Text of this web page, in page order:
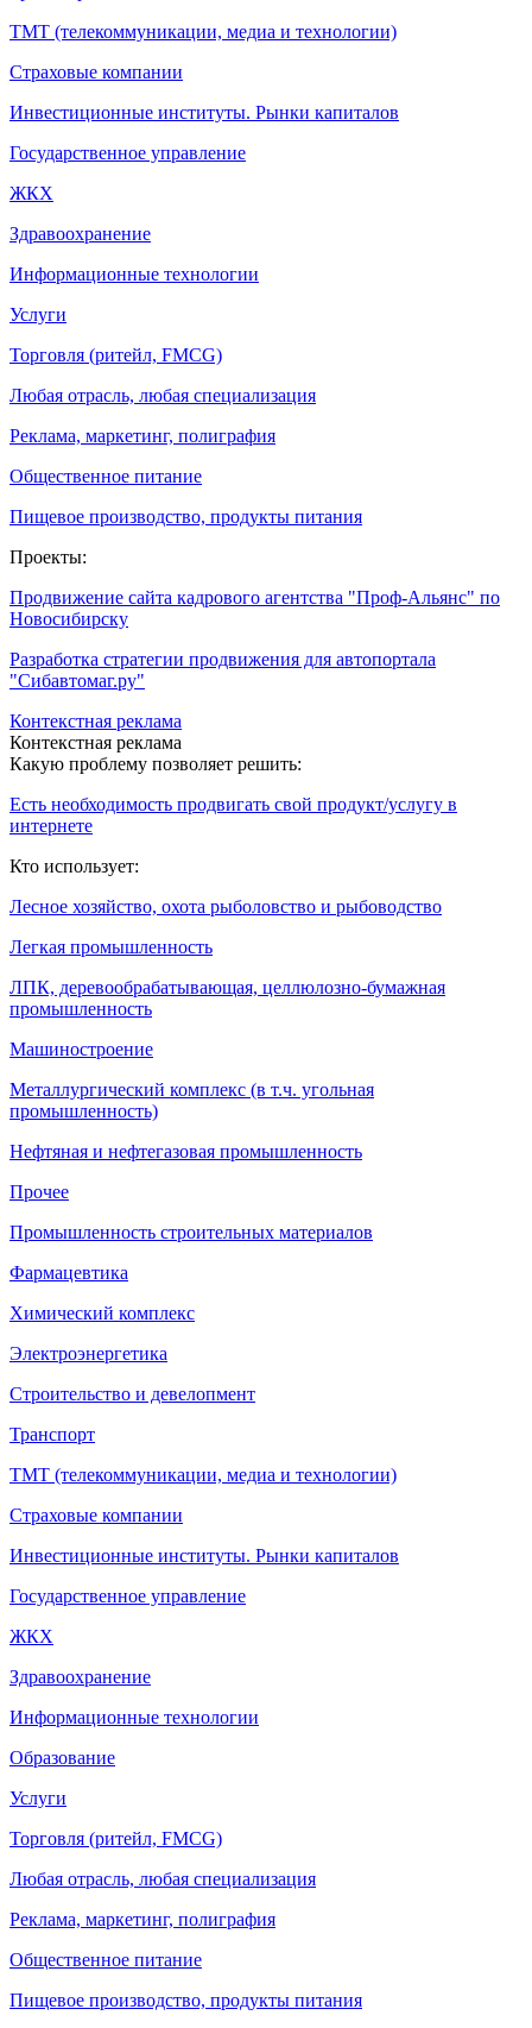
ТМТ (телекоммуникации, медиа и технологии)
Страховые компании
Инвестиционные институты. Рынки капиталов
Государственное управление
ЖКХ
Здравоохранение
Информационные технологии
Услуги
Торговля (ритейл, FMCG)
Любая отрасль, любая специализация
Реклама, маркетинг, полиграфия
Общественное питание
Пищевое производство, продукты питания
Проекты:
Продвижение сайта кадрового агентства "Проф-Альянс" по
Новосибирску
Разработка стратегии продвижения для автопортала
"Сибавтомаг.ру"
Контекстная реклама
Контекстная реклама
Какую проблему позволяет решить:
Есть необходимость продвигать свой продукт/услугу в
интернете
Кто использует:
Лесное хозяйство, охота рыболовство и рыбоводство
Легкая промышленность
ЛПК, деревообрабатывающая, целлюлозно-бумажная
промышленность
Машиностроение
Металлургический комплекс (в т.ч. угольная
промышленность)
Нефтяная и нефтегазовая промышленность
Прочее
Промышленность строительных материалов
Фармацевтика
Химический комплекс
Электроэнергетика
Строительство и девелопмент
Транспорт
ТМТ (телекоммуникации, медиа и технологии)
Страховые компании
Инвестиционные институты. Рынки капиталов
Государственное управление
ЖКХ
Здравоохранение
Информационные технологии
Образование
Услуги
Торговля (ритейл, FMCG)
Любая отрасль, любая специализация
Реклама, маркетинг, полиграфия
Общественное питание
Пищевое производство, продукты питания